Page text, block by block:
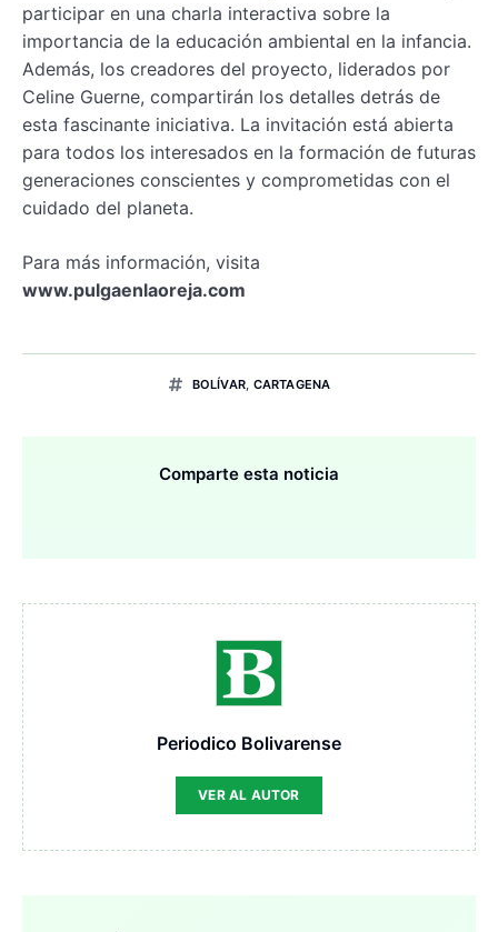
participar en una charla interactiva sobre la
importancia de la educación ambiental en la infancia.
Además, los creadores del proyecto, liderados por
Celine Guerne, compartirán los detalles detrás de
esta fascinante iniciativa. La invitación está abierta
para todos los interesados en la formación de futuras
generaciones conscientes y comprometidas con el
cuidado del planeta.
Para más información, visita
www.pulgaenlaoreja.com
BOLÍVAR, CARTAGENA
Comparte esta noticia
Periodico Bolivarense
VER AL AUTOR